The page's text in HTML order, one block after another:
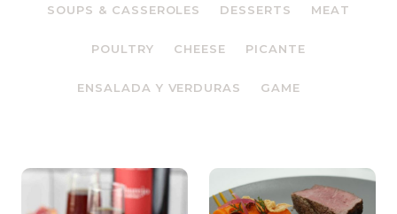
SOUPS & CASSEROLES DESSERTS MEAT
POULTRY CHEESE PICANTE
ENSALADA Y VERDURAS GAME